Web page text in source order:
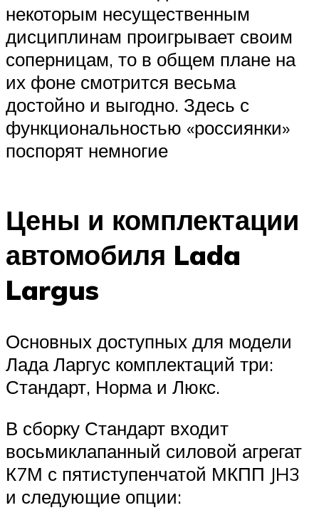
некоторым несущественным
дисциплинам проигрывает своим
соперницам, то в общем плане на
их фоне смотрится весьма
достойно и выгодно. Здесь с
функциональностью «россиянки»
поспорят немногие
Цены и комплектации
автомобиля Lada
Largus
Основных доступных для модели
Лада Ларгус комплектаций три:
Стандарт, Норма и Люкс.
В сборку Стандарт входит
восьмиклапанный силовой агрегат
К7М с пятиступенчатой МКПП JH3
и следующие опции: